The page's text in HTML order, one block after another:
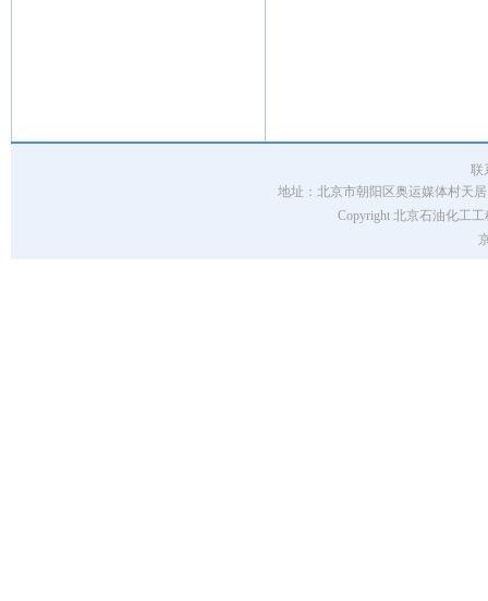
联
地址：北京市朝阳区奥运媒体村天
Copyright 北京石油化工